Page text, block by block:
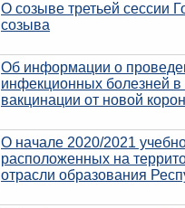
О созыве третьей сессии
созыва
Об информации о
инфекционных болезней
вакцинации от новой
О начале 2020/2021
расположенных на
отрасли образования